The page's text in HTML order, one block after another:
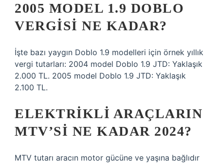
2005 MODEL 1.9 DOBLO
VERGISI NE KADAR?
İşte bazı yaygın Doblo 1.9 modelleri için örnek yıllık
vergi tutarları: 2004 model Doblo 1.9 JTD: Yaklaşık
2.000 TL. 2005 model Doblo 1.9 JTD: Yaklaşık
2.100 TL.
ELEKTRIKLI ARAÇLARIN
MTV’SI NE KADAR 2024?
MTV tutarı aracın motor gücüne ve yaşına bağlıdır